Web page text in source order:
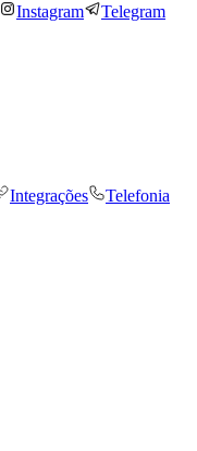
Instagram Telegram
Integrações
Telefonia